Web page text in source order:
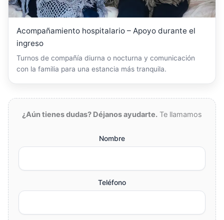
Acompañamiento hospitalario – Apoyo durante el
ingreso
Turnos de compañía diurna o nocturna y comunicación
con la familia para una estancia más tranquila.
¿Aún tienes dudas? Déjanos ayudarte. Te llamamos
Nombre
Teléfono